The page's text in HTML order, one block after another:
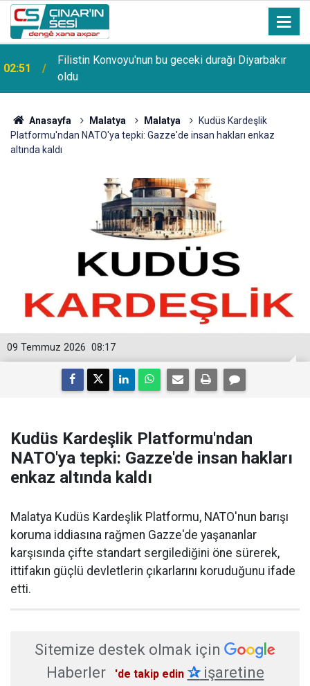
00:19
Diyarbakır'da motosikletin araca çarpma anı
kameralara yansıdı
Anasayfa Malatya Malatya
Kudüs Kardeşlik
Platformu'ndan NATO'ya tepki: Gazze'de insan hakları enkaz
altında kaldı
08:17
09 Temmuz 2026
Kudüs Kardeşlik Platformu'ndan
NATO'ya tepki: Gazze'de insan hakları
enkaz altında kaldı
Malatya Kudüs Kardeşlik Platformu, NATO'nun barışı
koruma iddiasına rağmen Gazze'de yaşananlar
karşısında çifte standart sergilediğini öne sürerek,
ittifakın güçlü devletlerin çıkarlarını koruduğunu ifade
etti.
Sitemize destek olmak için
Haberler
'de takip edin ✰işaretine